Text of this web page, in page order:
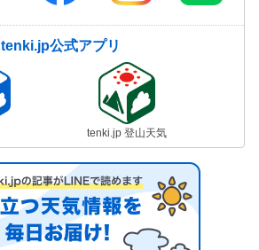
tenki.jp公式アプリ
tenki.jp 登山天気